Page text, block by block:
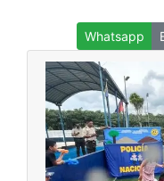
Whatsapp